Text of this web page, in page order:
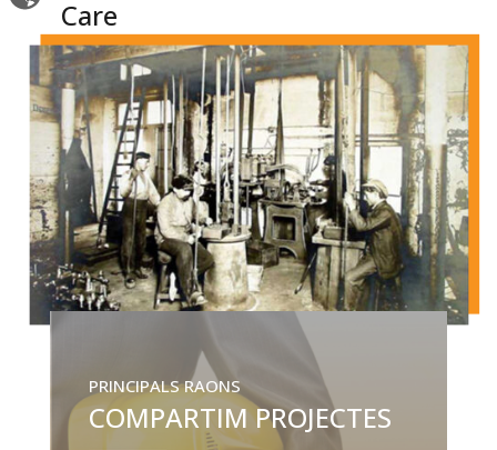
Care
PRINCIPALS RAONS
COMPARTIM PROJECTES